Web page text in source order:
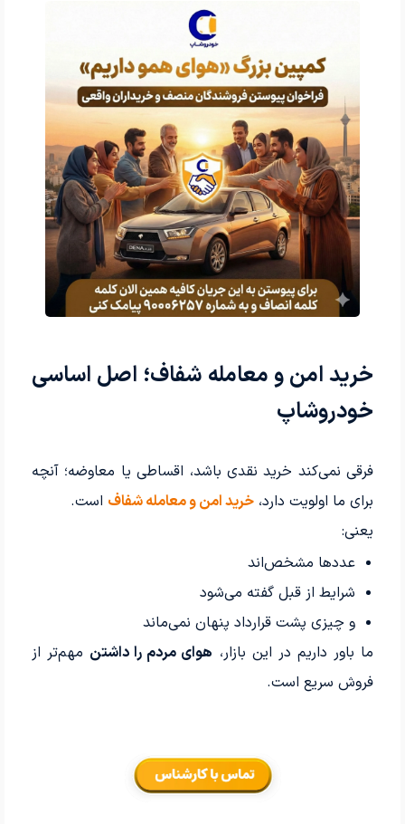
خرید امن و معامله شفاف؛ اصل اساسی
خودروشاپ
فرقی نمی‌کند خرید نقدی باشد، اقساطی یا معاوضه؛ آنچه
برای ما اولویت دارد، خرید امن و معامله شفاف است.
یعنی:
عددها مشخص‌اند
شرایط از قبل گفته می‌شود
و چیزی پشت قرارداد پنهان نمی‌ماند
ما باور داریم در این بازار، هوای مردم را داشتن مهم‌تر از
فروش سریع است.